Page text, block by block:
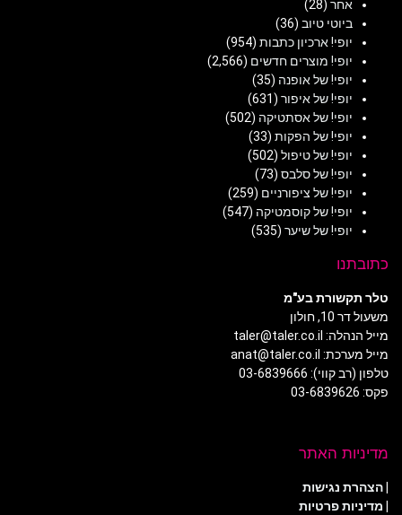
אחר (28)
ביוטי טיוב (36)
יופי! ארכיון כתבות (954)
יופי! מוצרים חדשים (2,566)
יופי! של אופנה (35)
יופי! של איפור (631)
יופי! של אסתטיקה (502)
יופי! של הפקות (33)
יופי! של טיפול (502)
יופי! של סלבס (73)
יופי! של ציפורניים (259)
יופי! של קוסמטיקה (547)
יופי! של שיער (535)
כתובתנו
טלר תקשורת בע"מ
משעול דר 10, חולון
מייל הנהלה: taler@taler.co.il
מייל מערכת: anat@taler.co.il
טלפון (רב קווי): 03-6839666
פקס: 03-6839626
מדיניות האתר
הצהרת נגישות
מדיניות פרטיות